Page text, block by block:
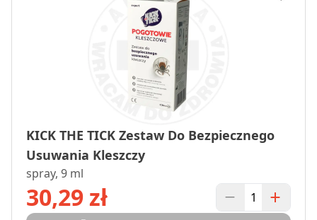
KICK THE TICK Zestaw Do Bezpiecznego
Usuwania Kleszczy
spray, 9 ml
30,29 zł